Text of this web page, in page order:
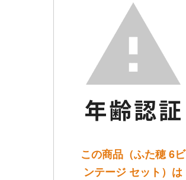
この商品（ふた穂 6ビ
ンテージ セット）は